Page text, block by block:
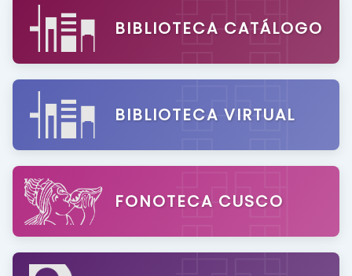
BIBLIOTECA CATÁLOGO
BIBLIOTECA VIRTUAL
FONOTECA CUSCO